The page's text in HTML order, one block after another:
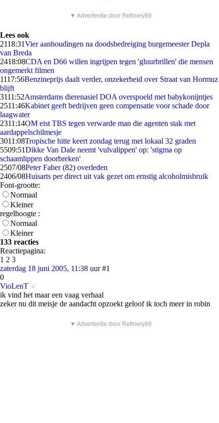
▼ Advertentie door Refinery89
Lees ook
2118:31Vier aanhoudingen na doodsbedreiging burgemeester Depla
van Breda
2418:08CDA en D66 willen ingrijpen tegen 'gluurbrillen' die mensen
ongemerkt filmen
1117:56Benzineprijs daalt verder, onzekerheid over Straat van Hormuz
blijft
3111:52Amsterdams dierenasiel DOA overspoeld met babykonijntjes
2511:46Kabinet geeft bedrijven geen compensatie voor schade door
laagwater
2311:14OM eist TBS tegen verwarde man die agenten stak met
aardappelschilmesje
3011:08Tropische hitte keert zondag terug met lokaal 32 graden
5509:51Dikke Van Dale neemt 'vulvalippen' op: 'stigma op
schaamlippen doorbreken'
2507/08Peter Faber (82) overleden
2406/08Huisarts per direct uit vak gezet om ernstig alcoholmisbruik
Font-grootte:
Normaal
Kleiner
regelhoogte :
Normaal
Kleiner
133 reacties
Reactiepagina:
1 2 3
zaterdag 18 juni 2005, 11:38 uur #1
0
VioLenT
ik vind het maar een vaag verhaal
zeker nu dit meisje de aandacht opzoekt geloof ik toch meer in robin
▼ Advertentie door Refinery89